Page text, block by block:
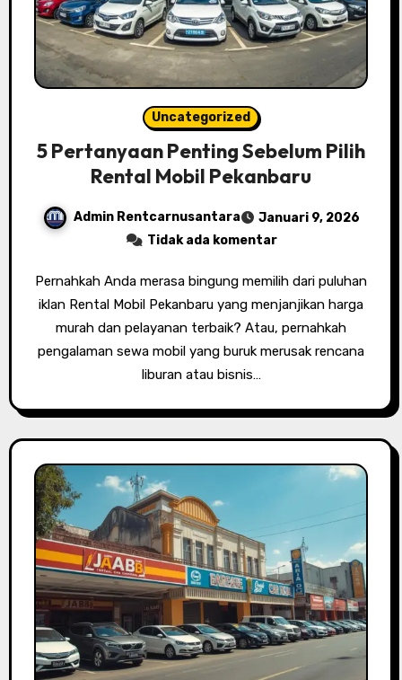
Uncategorized
5 Pertanyaan Penting Sebelum Pilih
Rental Mobil Pekanbaru
Admin Rentcarnusantara
Januari 9, 2026
Tidak ada komentar
Pernahkah Anda merasa bingung memilih dari puluhan
iklan Rental Mobil Pekanbaru yang menjanjikan harga
murah dan pelayanan terbaik? Atau, pernahkah
pengalaman sewa mobil yang buruk merusak rencana
liburan atau bisnis…